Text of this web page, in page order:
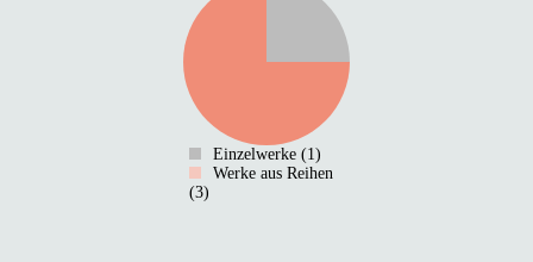
Einzelwerke (1)
Werke aus Reihen
(3)